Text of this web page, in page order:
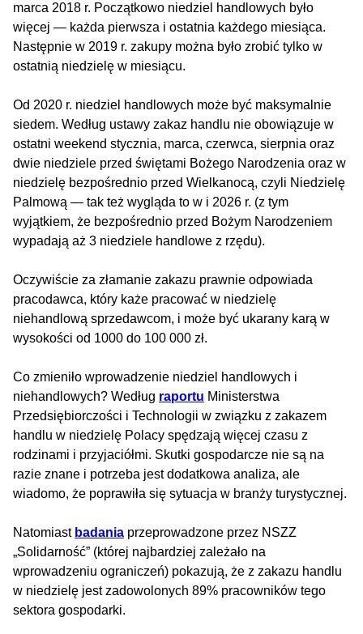
marca 2018 r. Początkowo niedziel handlowych było
więcej — każda pierwsza i ostatnia każdego miesiąca.
Następnie w 2019 r. zakupy można było zrobić tylko w
ostatnią niedzielę w miesiącu.
Od 2020 r. niedziel handlowych może być maksymalnie
siedem. Według ustawy zakaz handlu nie obowiązuje w
ostatni weekend stycznia, marca, czerwca, sierpnia oraz
dwie niedziele przed świętami Bożego Narodzenia oraz w
niedzielę bezpośrednio przed Wielkanocą, czyli Niedzielę
Palmową — tak też wygląda to w i 2026 r. (z tym
wyjątkiem, że bezpośrednio przed Bożym Narodzeniem
wypadają aż 3 niedziele handlowe z rzędu).
Oczywiście za złamanie zakazu prawnie odpowiada
pracodawca, który każe pracować w niedzielę
niehandlową sprzedawcom, i może być ukarany karą w
wysokości od 1000 do 100 000 zł.
Co zmieniło wprowadzenie niedziel handlowych i
niehandlowych? Według raportu Ministerstwa
Przedsiębiorczości i Technologii w związku z zakazem
handlu w niedzielę Polacy spędzają więcej czasu z
rodzinami i przyjaciółmi. Skutki gospodarcze nie są na
razie znane i potrzeba jest dodatkowa analiza, ale
wiadomo, że poprawiła się sytuacja w branży turystycznej.
Natomiast badania przeprowadzone przez NSZZ
„Solidarność” (której najbardziej zależało na
wprowadzeniu ograniczeń) pokazują, że z zakazu handlu
w niedzielę jest zadowolonych 89% pracowników tego
sektora gospodarki.